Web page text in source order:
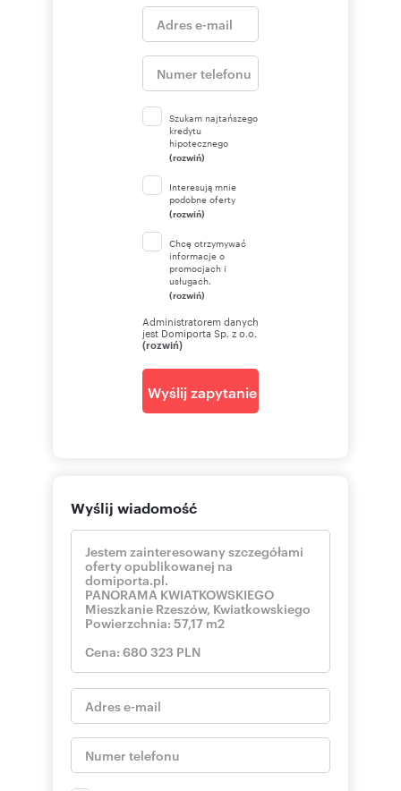
Szukam najtańszego
kredytu
hipotecznego
(rozwiń)
Interesują mnie
podobne oferty
(rozwiń)
Chcę otrzymywać
informacje o
promocjach i
usługach.
(rozwiń)
Administratorem danych
jest Domiporta Sp. z o.o.
(rozwiń)
Wyślij zapytanie
Wyślij wiadomość